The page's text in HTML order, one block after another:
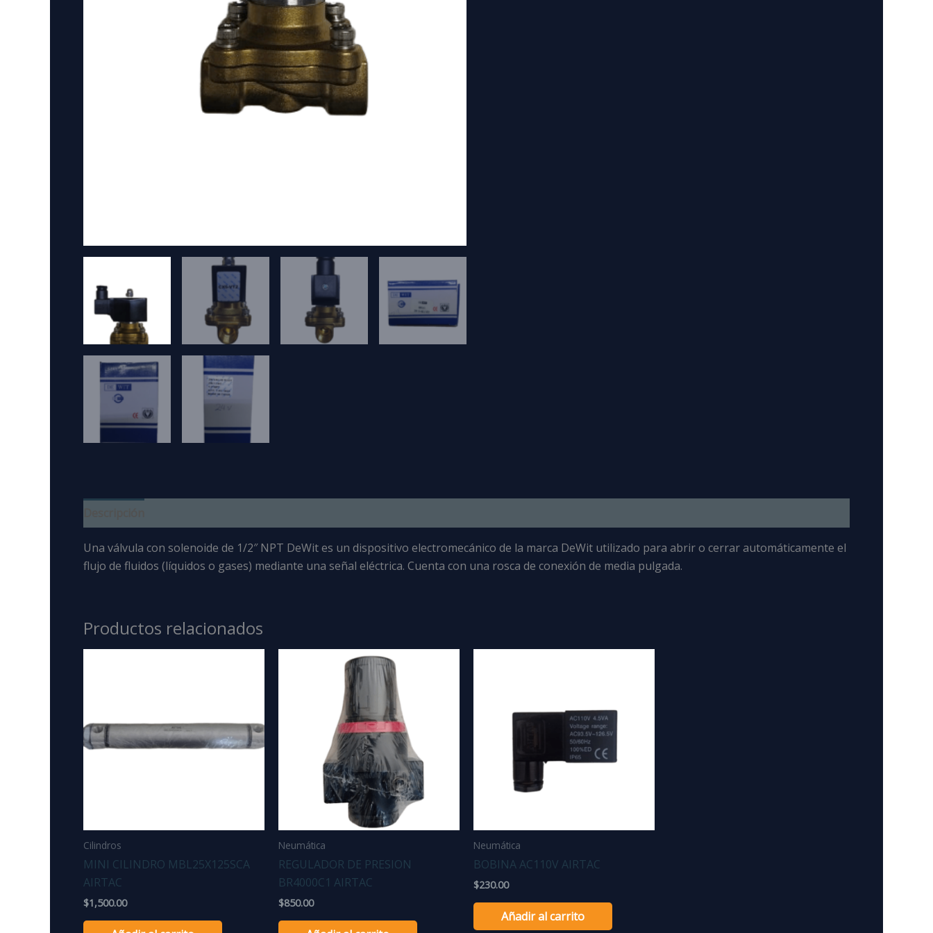
Una válvula con solenoide de 1/2″ NPT DeWit es un dispositivo electromecánico de la marca DeWit utilizado para abrir o cerrar automáticamente el
flujo de fluidos (líquidos o gases) mediante una señal eléctrica. Cuenta con una rosca de conexión de media pulgada.
Productos relacionados
Cilindros
MINI CILINDRO MBL25X125SCA
AIRTAC
$1,500.00
Neumática
REGULADOR DE PRESION
BR4000C1 AIRTAC
$850.00
Neumática
BOBINA AC110V AIRTAC
$230.00
Añadir al carrito